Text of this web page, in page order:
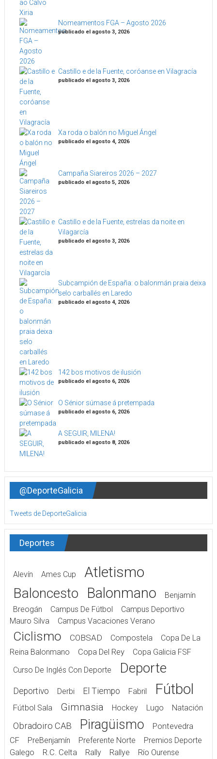
Nomeamentos FGA – Agosto 2026
publicado el agosto 3, 2026
Castillo e de la Fuente, coróanse en Vilagracía
publicado el agosto 3, 2026
Xa roda o balón no Miguel Ángel
publicado el agosto 4, 2026
Campaña Siareiros 2026 – 2027
publicado el agosto 5, 2026
Castillo e de la Fuente, estrelas da noite en
Vilagarcía
publicado el agosto 3, 2026
Subcampión de España: o balonmán praia deixa
selo carballés en Laredo
publicado el agosto 4, 2026
142 bos motivos de ilusión
publicado el agosto 6, 2026
O Sénior súmase á pretempada
publicado el agosto 6, 2026
A SEGUIR, MILENA!
publicado el agosto 8, 2026
@DeporteGalicia
Tweets de DeporteGalicia
Deportes
Alevín Ames Cup Atletismo
Baloncesto Balonmano
Benjamín
Breogán
Campus De Fútbol
Campus Deportivo
Mauro Silva
Campus Vacaciones Verano
Ciclismo COBSAD Compostela
Copa De La
Reina Balonmano
Copa Del Rey
Copa Galicia FSF
Curso De Inglés Con Deporte
Deporte
Deportivo Derbi El Tiempo Fabril Fútbol
Fútbol Sala Gimnasia Hockey Lugo Natación
Obradoiro CAB Piragüismo
Pontevedra
CF
PreBenjamín Preferente Norte
Premios Deporte
Galego
R.C. Celta Rally Rallye
Río Ourense